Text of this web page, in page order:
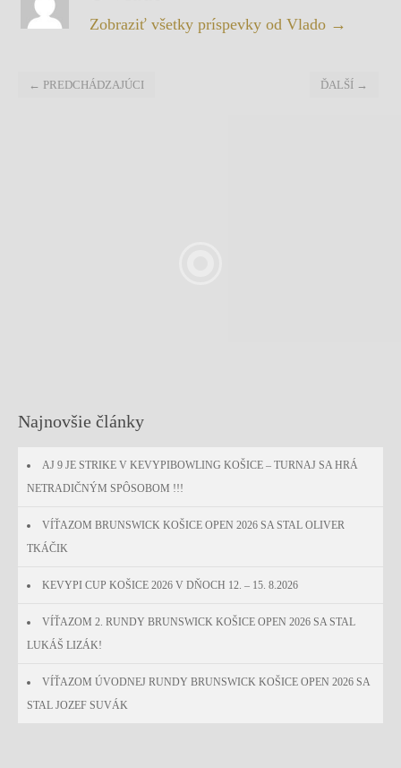
Zobraziť všetky príspevky od Vlado →
← PREDCHÁDZAJÚCI ĎALŠÍ →
Najnovšie články
AJ 9 JE STRIKE V KEVYPIBOWLING KOŠICE – TURNAJ SA HRÁ
NETRADIČNÝM SPÔSOBOM !!!
VÍŤAZOM BRUNSWICK KOŠICE OPEN 2026 SA STAL OLIVER
TKÁČIK
KEVYPI CUP KOŠICE 2026 V DŇOCH 12. – 15. 8.2026
VÍŤAZOM 2. RUNDY BRUNSWICK KOŠICE OPEN 2026 SA STAL
LUKÁŠ LIZÁK!
VÍŤAZOM ÚVODNEJ RUNDY BRUNSWICK KOŠICE OPEN 2026 SA
STAL JOZEF SUVÁK